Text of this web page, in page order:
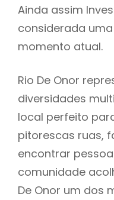
Ainda assim
considerada
momento atual.
Rio De Onor
diversidades
local perfeito
pitorescas ruas,
encontrar
comunidade
De Onor um dos